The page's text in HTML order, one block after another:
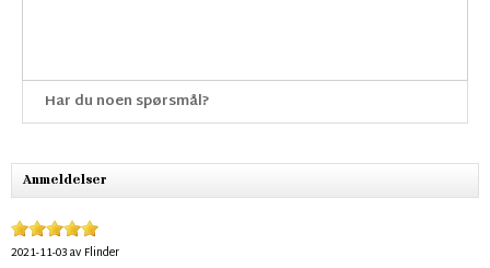
Har du noen spørsmål?
Anmeldelser
2021-11-03av Flinder